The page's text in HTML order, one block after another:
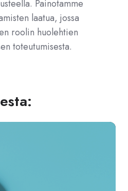
Painotamme
laatua, jossa
roolin huolehtien
toteutumisesta.